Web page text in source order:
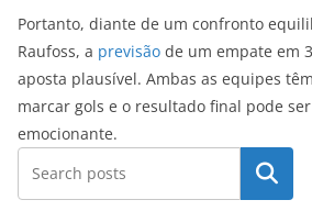
Portanto, diante de um confronto
Raufoss, a previsão de um empate em
aposta plausível. Ambas as equipes
marcar gols e o resultado final pode
emocionante.
Pesquisar